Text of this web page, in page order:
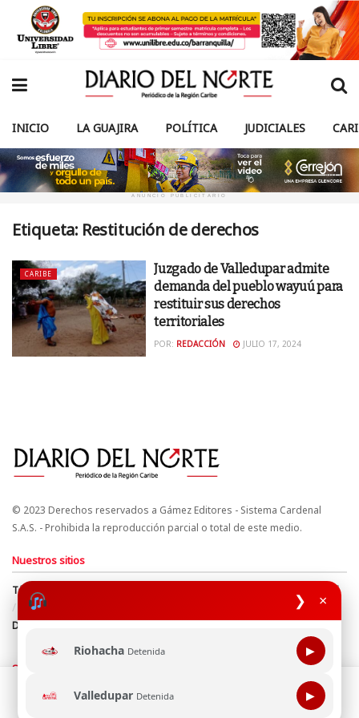
❯ ×
Riohacha Detenida ▶
Valledupar Detenida ▶
INICIO LA GUAJIRA POLÍTICA JUDICIALES
ANUNCIO PUBLICITARIO
Etiqueta: Restitución de derechos
CARIBE
Juzgado de Valledupar admite
demanda del pueblo wayuú para
restituir sus derechos
territoriales
POR: REDACCIÓN JULIO 17, 2024
© 2023 Derechos reservados a Gámez Editores - Sistema Cardenal
S.A.S. - Prohibida la reproducción parcial o total de este medio.
Nuestros sitios
Términos y Condiciones
Derechos de Autor y Propiedad Intelectual
Política de uso de cookies
Política de Tratamiento de Datos
Directrices Editoriales
Síguenos
Esta página web usa cookie para mejorar tu experiencia de
navegación, al continuar aceptas nuestra política de uso de